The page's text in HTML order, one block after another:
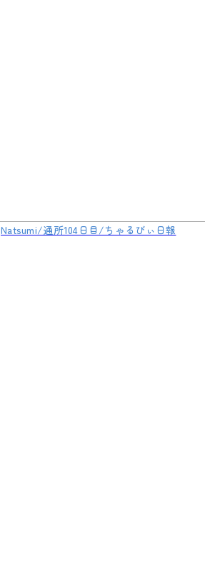
Natsumi/通所104日目/ちゃるびぃ日報